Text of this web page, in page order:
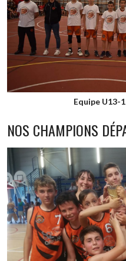
Equipe U13-
NOS CHAMPIONS